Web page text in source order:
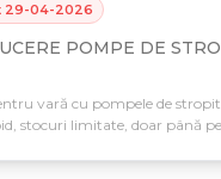
29-04-2026
POMPE DE
vară cu pompele de
stocuri limitate, doar până